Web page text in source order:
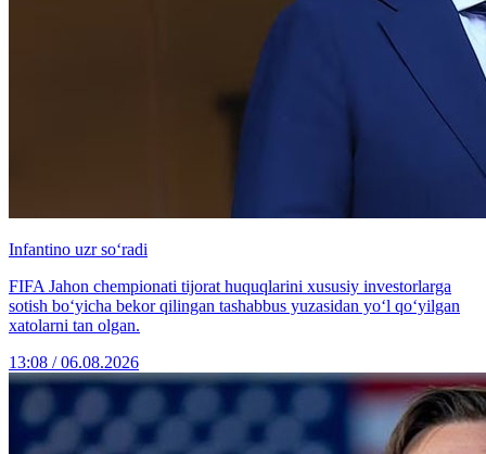
Infantino uzr so‘radi
FIFA Jahon chempionati tijorat huquqlarini xususiy investorlarga
sotish bo‘yicha bekor qilingan tashabbus yuzasidan yo‘l qo‘yilgan
xatolarni tan olgan.
13:08 / 06.08.2026